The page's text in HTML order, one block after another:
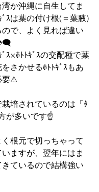
湾か沖縄に自生してま
ｽは葉の付け根(＝葉腋)
で、よく見れば違い
ﾞｽ×ﾎﾄﾄｷﾞｽの交配種で葉
さかせるﾎﾄﾄｷﾞｽもあ
要⚠
培されているのは「ﾀ
が多いです☝
根元で切っちゃって
ますが、翌年にはま
ているので結構強い